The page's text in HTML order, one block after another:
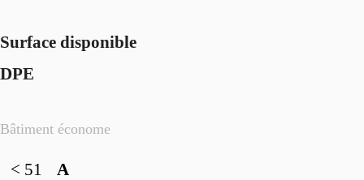
Surface disponible
DPE
Bâtiment économe
A
< 51